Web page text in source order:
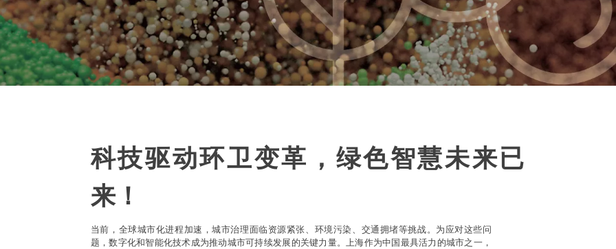
科技驱动环卫变革，绿色智慧未来已
来！
当前，全球城市化进程加速，城市治理面临资源紧张、环境污染、交通拥堵等挑战。为应对这些问
题，数字化和智能化技术成为推动城市可持续发展的关键力量。上海作为中国最具活力的城市之一，